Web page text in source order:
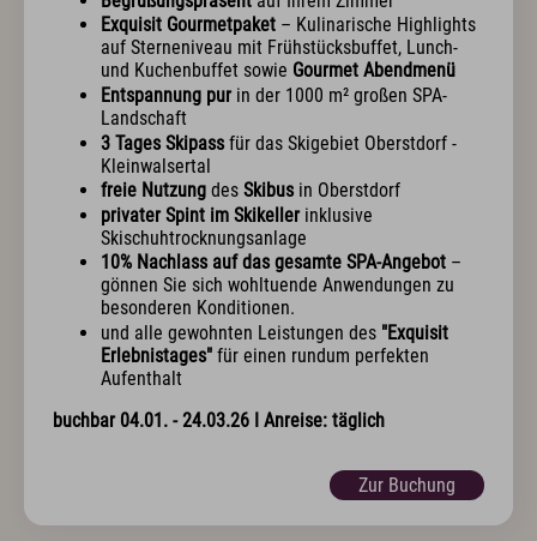
Exquisit Gourmetpaket – Kulinarische Highlights
auf Sterneniveau mit Frühstücksbuffet, Lunch-
und Kuchenbuffet sowie Gourmet Abendmenü
Entspannung pur in der 1000 m² großen SPA-
Landschaft
3 Tages Skipass für das Skigebiet Oberstdorf -
Kleinwalsertal
freie Nutzung des Skibus in Oberstdorf
privater Spint im Skikellerinklusive
Skischuhtrocknungsanlage
10% Nachlass auf das gesamte SPA-Angebot –
gönnen Sie sich wohltuende Anwendungen zu
besonderen Konditionen.
und alle gewohnten Leistungen des "Exquisit
Erlebnistages" für einen rundum perfekten
Aufenthalt
buchbar 04.01. - 24.03.26 I Anreise: täglich
Zur Buchung